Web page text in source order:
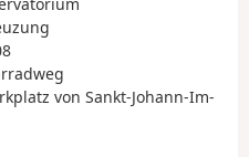
von Sankt-Johann-Im-